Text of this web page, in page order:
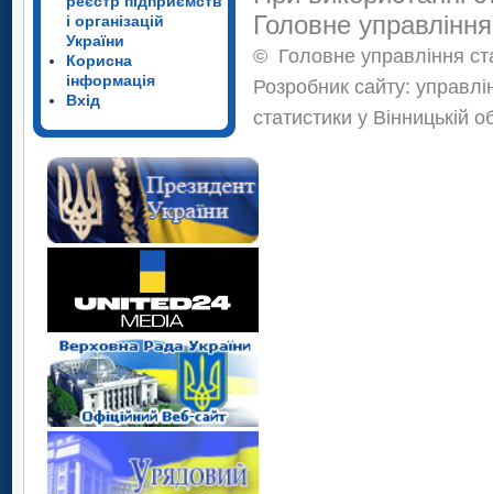
і організацій
України
Корисна
інформація
Вхід
Головне
© Головне управління
Розробник сайту:
статистики у Вінницькій